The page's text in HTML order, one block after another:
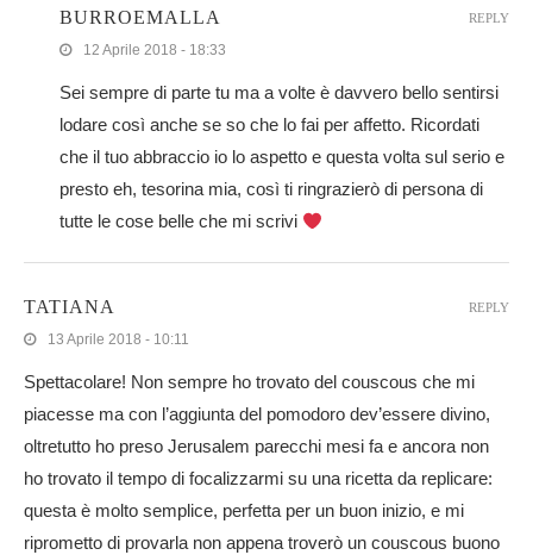
BURROEMALLA
12 Aprile 2018 - 18:33
Sei sempre di parte tu ma a volte è davvero bello sentirsi
lodare così anche se so che lo fai per affetto. Ricordati
che il tuo abbraccio io lo aspetto e questa volta sul serio e
presto eh, tesorina mia, così ti ringrazierò di persona di
tutte le cose belle che mi scrivi
REPLY
TATIANA
13 Aprile 2018 - 10:11
Spettacolare! Non sempre ho trovato del couscous che mi
piacesse ma con l’aggiunta del pomodoro dev’essere divino,
oltretutto ho preso Jerusalem parecchi mesi fa e ancora non
ho trovato il tempo di focalizzarmi su una ricetta da replicare:
questa è molto semplice, perfetta per un buon inizio, e mi
riprometto di provarla non appena troverò un couscous buono
REPLY